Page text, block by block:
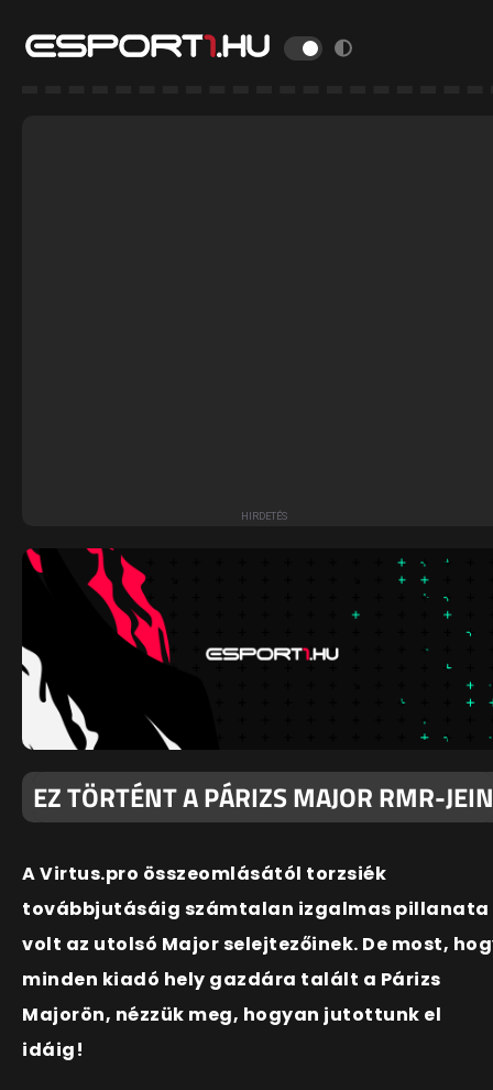
EZ TÖRTÉNT A PÁRIZS MAJOR RMR-JEIN
A Virtus.pro összeomlásától torzsiék
továbbjutásáig számtalan izgalmas pillanata
volt az utolsó Major selejtezőinek. De most,
minden kiadó hely gazdára talált a Párizs
Majorön, nézzük meg, hogyan jutottunk el
idáig!